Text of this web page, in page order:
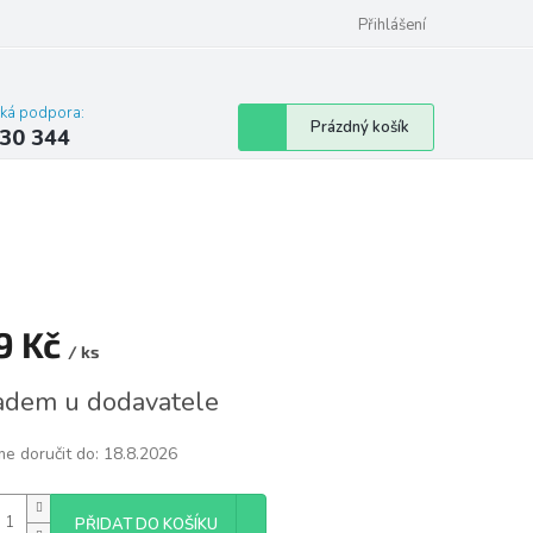
Přihlášení
podpora:
344
Nákupní
košík
Prázdný košík
Kč / ks
u dodavatele
doručit do: 18.8.2026
PŘIDAT DO KOŠÍKU